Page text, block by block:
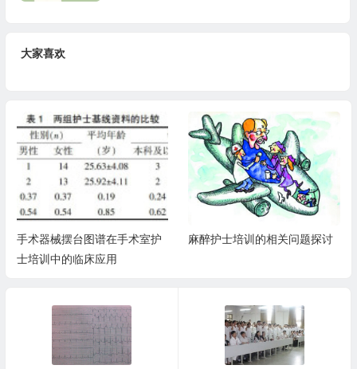
大家喜欢
手术器械摆台图谱在手术室护
士培训中的临床应用
麻醉护士培训的相关问题探讨